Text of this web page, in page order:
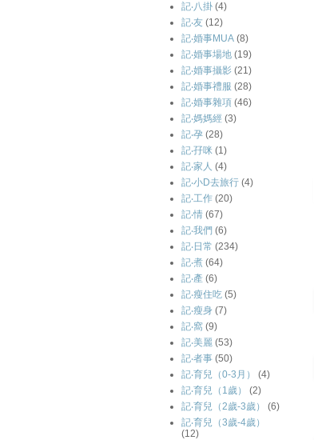
記‧八掛 (4)
記‧友 (12)
記‧婚事MUA (8)
記‧婚事場地 (19)
記‧婚事攝影 (21)
記‧婚事禮服 (28)
記‧婚事雜項 (46)
記‧媽媽經 (3)
記‧孕 (28)
記‧孖咪 (1)
記‧家人 (4)
記‧小D去旅行 (4)
記‧工作 (20)
記‧情 (67)
記‧我們 (6)
記‧日常 (234)
記‧煮 (64)
記‧產 (6)
記‧瘦住吃 (5)
記‧瘦身 (7)
記‧窩 (9)
記‧美麗 (53)
記‧者事 (50)
記‧育兒（0-3月）
(4)
記‧育兒（1歲）
(2)
記‧育兒（2歲-3歲）
(6)
記‧育兒（3歲-4歲）
(12)